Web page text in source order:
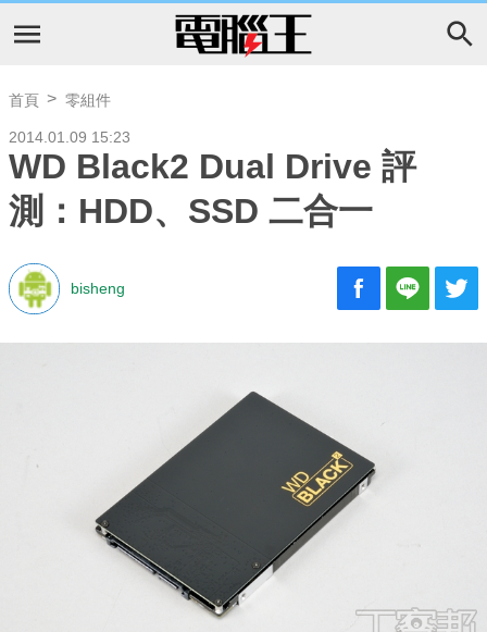
首頁 零組件
2014.01.09 15:23
WD Black2 Dual Drive 評
測：HDD、SSD 二合一
bisheng